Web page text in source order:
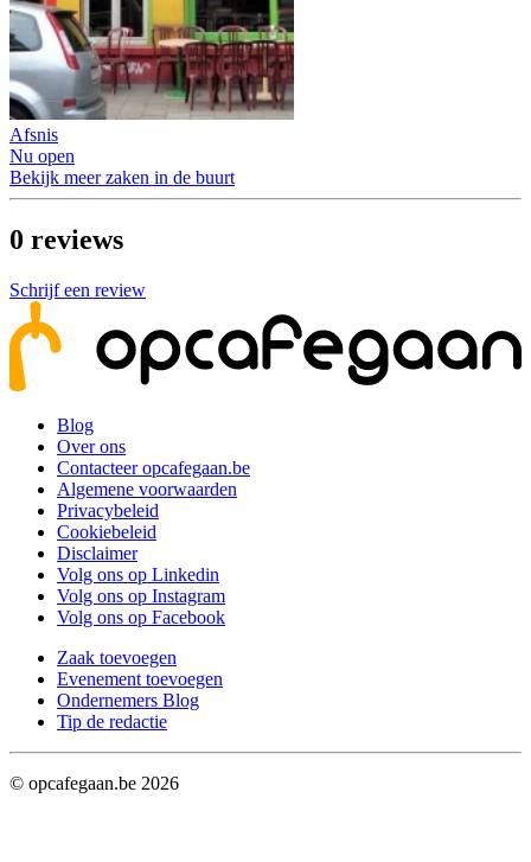
Afsnis
Nu open
Bekijk meer zaken in de buurt
0 reviews
Schrijf een review
Blog
Over ons
Contacteer opcafegaan.be
Algemene voorwaarden
Privacybeleid
Cookiebeleid
Disclaimer
Volg ons op Linkedin
Volg ons op Instagram
Volg ons op Facebook
Zaak toevoegen
Evenement toevoegen
Ondernemers Blog
Tip de redactie
© opcafegaan.be 2026